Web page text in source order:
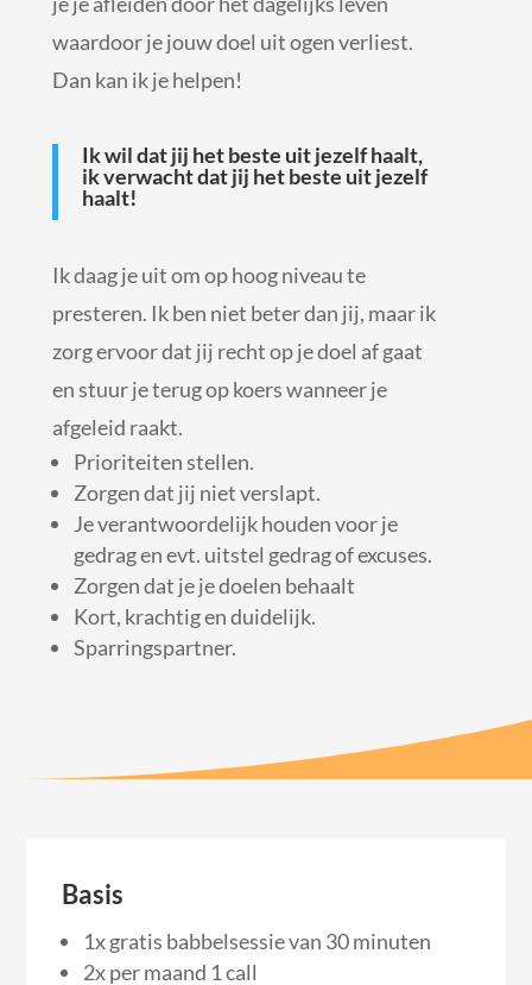
waardoor je jouw doel uit ogen verliest.
Dan kan ik je helpen!
Ik wil dat jij het beste uit jezelf haalt,
ik verwacht dat jij het beste uit jezelf
haalt!
Ik daag je uit om op hoog niveau te
presteren. Ik ben niet beter dan jij, maar ik
zorg ervoor dat jij recht op je doel af gaat
en stuur je terug op koers wanneer je
afgeleid raakt.
Prioriteiten stellen.
Zorgen dat jij niet verslapt.
Je verantwoordelijk houden voor je
gedrag en evt. uitstel gedrag of excuses.
Zorgen dat je je doelen behaalt
Kort, krachtig en duidelijk.
Sparringspartner.
Basis
1x gratis babbelsessie van 30 minuten
2x per maand 1 call